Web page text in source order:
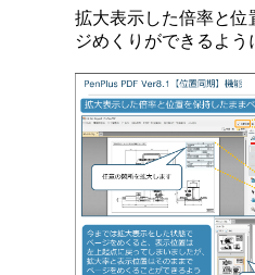
拡大表示した倍率と位
ジめくりができるよう